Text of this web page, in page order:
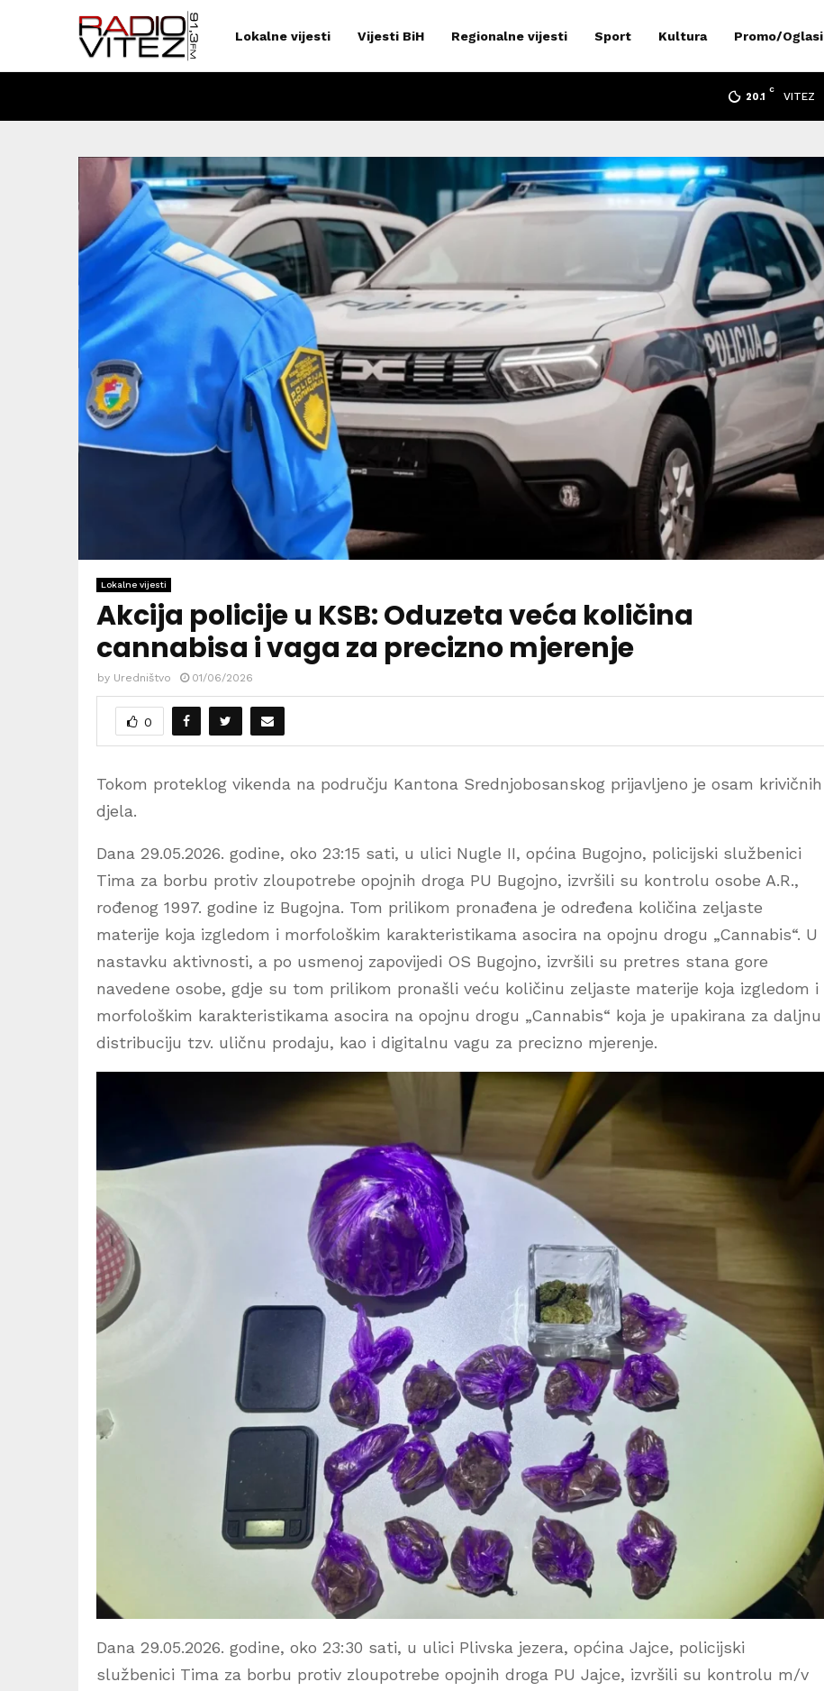
Lokalne vijesti Vijesti BiH Regionalne vijesti Sport Kultura Promo/Oglasi
20.1
C
VITEZ
Lokalne vijesti
Akcija policije u KSB: Oduzeta veća količina
cannabisa i vaga za precizno mjerenje
by Uredništvo 01/06/2026
0
Tokom proteklog vikenda na području Kantona Srednjobosanskog prijavljeno je osam krivičnih
djela.
Dana 29.05.2026. godine, oko 23:15 sati, u ulici Nugle II, općina Bugojno, policijski službenici
Tima za borbu protiv zloupotrebe opojnih droga PU Bugojno, izvršili su kontrolu osobe A.R.,
rođenog 1997. godine iz Bugojna. Tom prilikom pronađena je određena količina zeljaste
materije koja izgledom i morfološkim karakteristikama asocira na opojnu drogu „Cannabis“. U
nastavku aktivnosti, a po usmenoj zapovijedi OS Bugojno, izvršili su pretres stana gore
navedene osobe, gdje su tom prilikom pronašli veću količinu zeljaste materije koja izgledom i
morfološkim karakteristikama asocira na opojnu drogu „Cannabis“ koja je upakirana za daljnu
distribuciju tzv. uličnu prodaju, kao i digitalnu vagu za precizno mjerenje.
Dana 29.05.2026. godine, oko 23:30 sati, u ulici Plivska jezera, općina Jajce, policijski
službenici Tima za borbu protiv zloupotrebe opojnih droga PU Jajce, izvršili su kontrolu m/v